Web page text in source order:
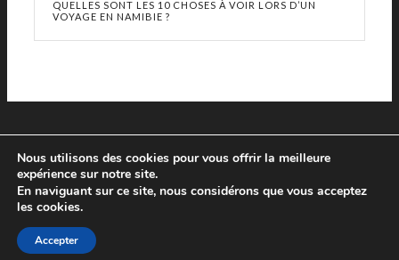
QUELLES SONT LES 10 CHOSES À VOIR LORS D’UN
VOYAGE EN NAMIBIE ?
Nous utilisons des cookies pour vous offrir la meilleure
expérience sur notre site.
En naviguant sur ce site, nous considérons que vous acceptez
les cookies.
Accepter